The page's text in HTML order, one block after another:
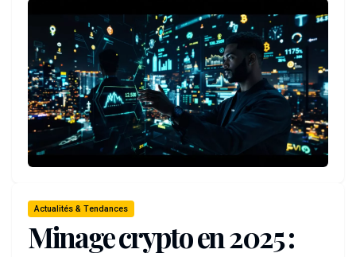
Actualités & Tendances
Minage crypto en 2025 :